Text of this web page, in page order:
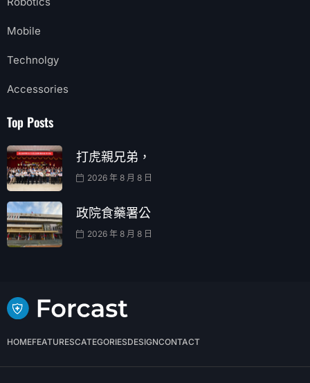
Mobile
Technolgy
Accessories
Top Posts
打虎親兄弟，
2026 年 8 月 8 日
政院食藥署公
2026 年 8 月 8 日
HOMEFEATURESCATEGORIESDESIGNCONTACT